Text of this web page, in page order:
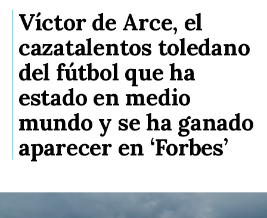
Víctor de Arce, el
cazatalentos toledano
del fútbol que ha
estado en medio
mundo y se ha ganado
aparecer en ‘Forbes’